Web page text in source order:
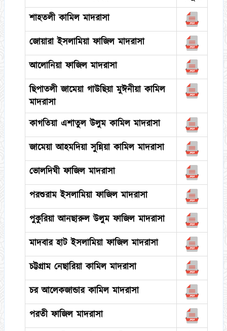
শাহতলী কামিল মাদরাসা
জোয়ারা ইসলামিয়া ফাজিল মাদরাসা
আলোনিয়া ফাজিল মাদরাসা
ছিপাতলী জামেয়া গাউছিয়া মুঈনীয়া কামিল
মাদরাসা
কাগতিয়া এশাতুল উলুম কামিল মাদরাসা
জামেয়া আহমদিয়া সুন্নিয়া কামিল মাদরাসা
ভোলদিঘী ফাজিল মাদরাসা
পরশুরাম ইসলামিয়া ফাজিল মাদরাসা
পুকুরিয়া আনছারুল উলুম ফাজিল মাদরাসা
মাদবার হাট ইসলামিয়া ফাজিল মাদরাসা
চট্টগ্রাম নেছারিয়া কামিল মাদরাসা
চর আলেকজান্ডার কামিল মাদরাসা
পরতী ফাজিল মাদরাসা